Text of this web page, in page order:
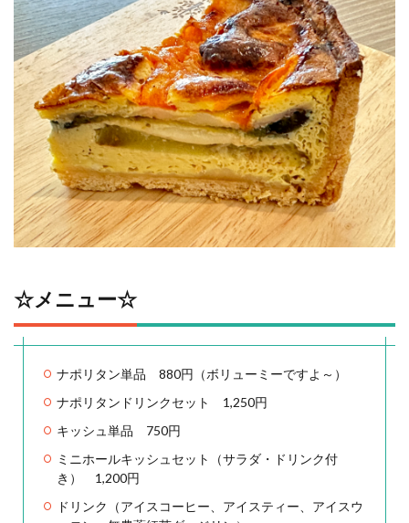
☆メニュー☆
ナポリタン単品 880円（ボリューミーですよ～）
ナポリタンドリンクセット 1,250円
キッシュ単品 750円
ミニホールキッシュセット（サラダ・ドリンク付
き） 1,200円
ドリンク（アイスコーヒー、アイスティー、アイスウ